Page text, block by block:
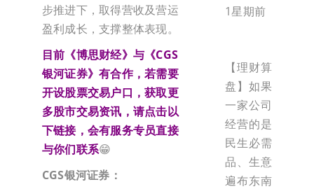
步推进下，取得营收及营运
盈利成长，支撑整体表现。
目前《博思财经》与《CGS
银河证券》有合作，若需要
开设股票交易户口，获取更
多股市交易资讯，请点击以
下链接，会有服务专员直接
与你们联系😁
CGS银河证券：
1星期前
【理财算
盘】如果
一家公司
经营的是
民生必需
品、生意
遍布东南